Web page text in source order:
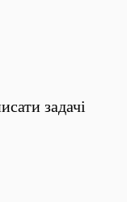
задачі